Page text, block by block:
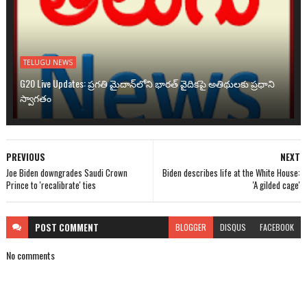
TELUGU NEWS
G20 Live Updates: ప్రగతి మైదాన్‌లోని భారత్ వైదికపై అతిథులకు ప్రధాని
స్వాగతం
NEXT
Biden describes life at the White House:
'A gilded cage'
PREVIOUS
Joe Biden downgrades Saudi Crown
Prince to 'recalibrate' ties
POST COMMENT BLOGGER DISQUS FACEBOOK
No comments